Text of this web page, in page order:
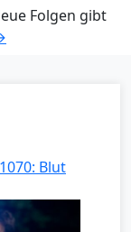
Folgen gibt
Blut